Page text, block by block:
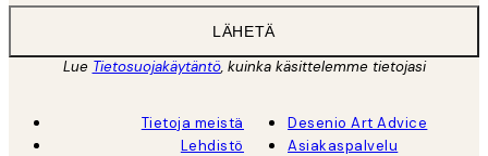
LÄHETÄ
Lue Tietosuojakäytäntö, kuinka käsittelemme tietojasi
Tietoja meistä
Lehdistö
Desenio Art Advice
Asiakaspalvelu